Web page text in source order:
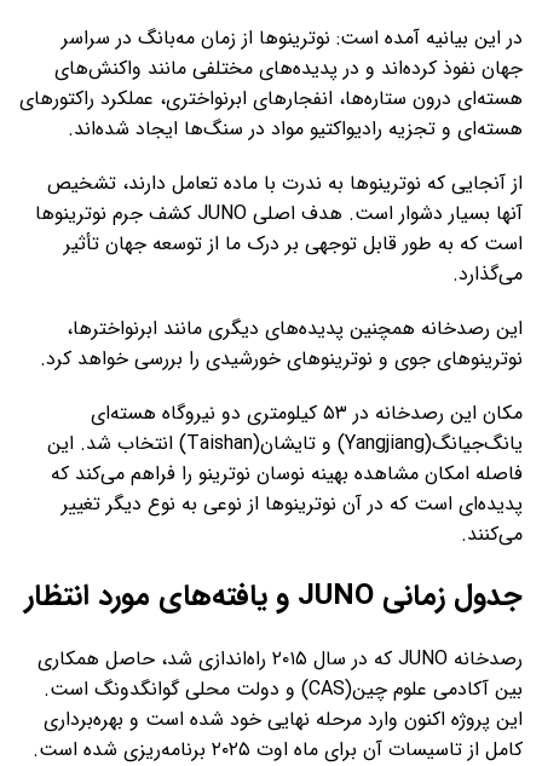
در این بیانیه آمده است: نوترینوها از زمان مه‌بانگ در سراسر
جهان نفوذ کرده‌اند و در پدیده‌های مختلفی مانند واکنش‌های
هسته‌ای درون ستاره‌ها، انفجارهای ابرنواختری، عملکرد راکتورهای
هسته‌ای و تجزیه رادیواکتیو مواد در سنگ‌ها ایجاد شده‌اند.
از آنجایی که نوترینوها به ندرت با ماده تعامل دارند، تشخیص
آنها بسیار دشوار است. هدف اصلی JUNO کشف جرم نوترینوها
است که به طور قابل توجهی بر درک ما از توسعه جهان تأثیر
می‌گذارد.
این رصدخانه همچنین پدیده‌های دیگری مانند ابرنواخترها،
نوترینوهای جوی و نوترینوهای خورشیدی را بررسی خواهد کرد.
مکان این رصدخانه در ۵۳ کیلومتری دو نیروگاه هسته‌ای
یانگ‌جیانگ(Yangjiang) و تایشان(Taishan) انتخاب شد. این
فاصله امکان مشاهده بهینه نوسان نوترینو را فراهم می‌کند که
پدیده‌ای است که در آن نوترینوها از نوعی به نوع دیگر تغییر
می‌کنند.
جدول زمانی JUNO و یافته‌های مورد انتظار
رصدخانه JUNO که در سال ۲۰۱۵ راه‌اندازی شد، حاصل همکاری
بین آکادمی علوم چین(CAS) و دولت محلی گوانگدونگ است.
این پروژه اکنون وارد مرحله نهایی خود شده است و بهره‌برداری
کامل از تاسیسات آن برای ماه اوت ۲۰۲۵ برنامه‌ریزی شده است.